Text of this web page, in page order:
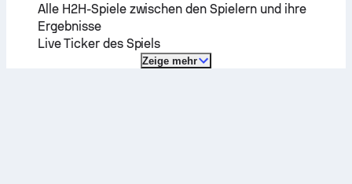
Alle H2H-Spiele zwischen den Spielern und ihre
Ergebnisse
Live Ticker des Spiels
Zeige mehr